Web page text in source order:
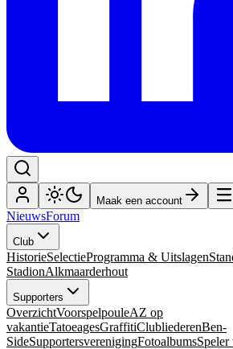
Maak een account
NieuwsForum
Club
HistorieSelectieProgramma & Uitslagen
StadionAlkmaarderhout
Supporters
OverzichtVoorspelpouleAZ op
vakantieTatoeagesGraffitiClubliederenBen-
SideSupportersverenigingFotoalbumsSpeler